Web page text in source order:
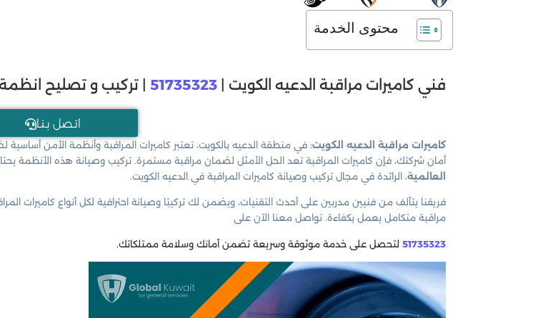
محتوى الخدمة
فني كاميرات مراقبة الدعيه الكويت | 51735323 | تركيب و تصليح
اتـصل بـنـا
كاميرات مراقبة الدعيه الكويت: في منطقة الدعيه بالكويت، تعتبر كاميرات المراقبة وأنظمة الأمن
أمان شركتك، فإن كاميرات المراقبة تعد الحل الأمثل لضمان مراقبة مستمرة. تركيب وصيانة هذه الأنظمة
العالمية، الرائدة في مجال تركيب وصيانة كاميرات المراقبة في الدعيه الكويت.
فريقنا يتألف من فنيين مدربين على أحدث التقنيات، ويضمن لك تركيبًا وصيانة احترافية لكل أنواع
مراقبة متكامل يعمل بكفاءة. تواصل معنا الآن على
51735323 لتحصل على خدمة موثوقة وسريعة تضمن أمانك وسلامة ممتلكاتك.